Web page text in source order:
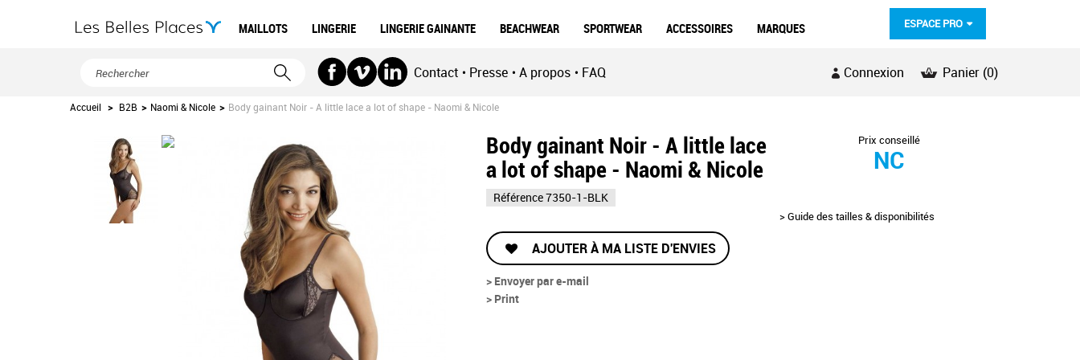
MAILLOTS LINGERIE LINGERIE GAINANTE BEACHWEAR SPORTWEAR ACCESSOIRES MARQUES ESPACE PRO
Contact • Presse • A propos • FAQ Panier (0)
Connexion
Accueil > B2B > Naomi & Nicole > Body gainant Noir - A little lace a lot of shape - Naomi & Nicole
Body gainant Noir - A little lace
a lot of shape - Naomi & Nicole
Référence7350-1-BLK
Prix conseillé
NC
> Guide des tailles & disponibilités
AJOUTER À MA LISTE D'ENVIES
> Envoyer par e-mail
> Print